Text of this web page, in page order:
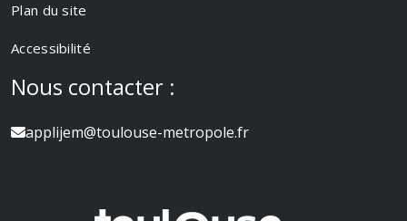
Plan du site
Accessibilité
Nous contacter :
applijem@toulouse-metropole.fr